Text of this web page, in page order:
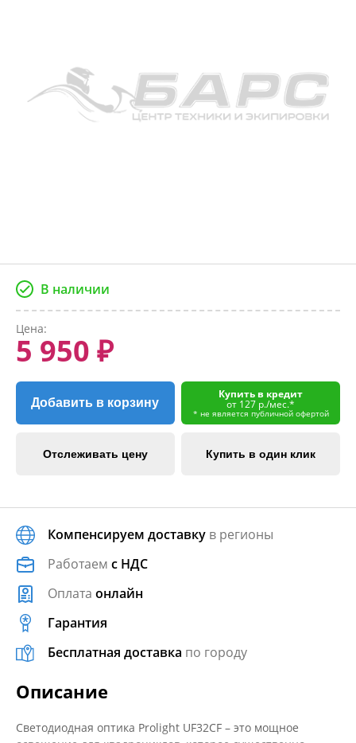
В наличии
Цена:
5 950 ₽
Добавить в корзину
Купить в кредит
от 127 р./мес.*
* не является публичной офертой
Отслеживать цену Купить в один клик
Компенсируем доставку в регионы
Работаем с НДС
Оплата онлайн
Гарантия
Бесплатная доставка по городу
Описание
Светодиодная оптика Prolight UF32CF – это мощное